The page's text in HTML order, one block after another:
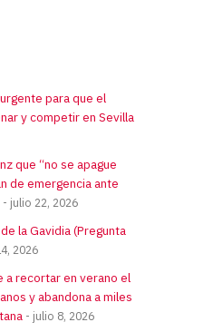
para que el
y competir en Sevilla
que “no se apague
de emergencia ante
julio 22, 2026
la Gavidia (Pregunta
2026
a recortar en verano el
y abandona a miles
julio 8, 2026